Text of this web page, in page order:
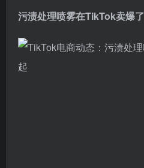
污渍处理喷雾在TikTok卖爆了